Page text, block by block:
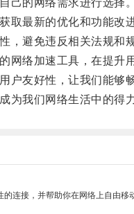
的网络需求进行选择。
最新的优化和功能改进
避免违反相关法规和规
络加速工具，在提升用
友好性，让我们能够畅
我们网络生活中的得
连接，并帮助你在网络上自由移